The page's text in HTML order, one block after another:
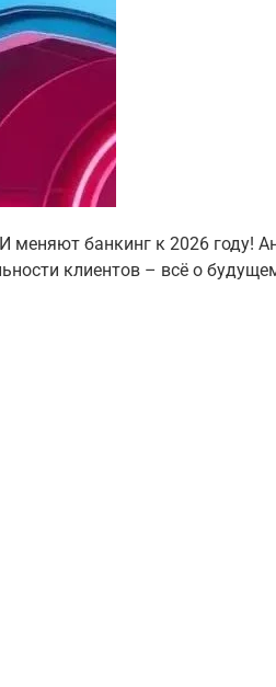
меняют банкинг к 2026 году!
клиентов – всё о